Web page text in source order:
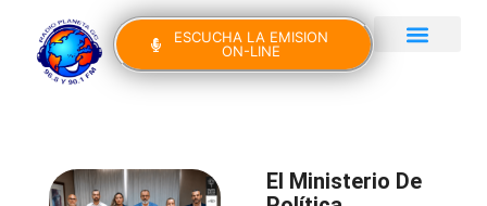
ESCUCHA LA EMISION
ON-LINE
El Ministerio De